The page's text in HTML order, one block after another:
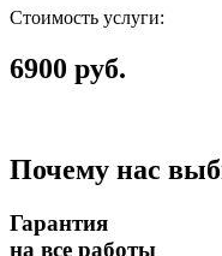
Стоимость услуги:
6900 руб.
Почему нас
Гарантия
на все работы